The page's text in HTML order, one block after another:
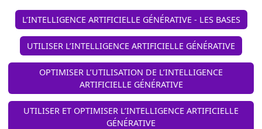
L’INTELLIGENCE ARTIFICIELLE GÉNÉRATIVE - LES BASES
UTILISER L’INTELLIGENCE ARTIFICIELLE GÉNÉRATIVE
OPTIMISER L’UTILISATION DE L’INTELLIGENCE
ARTIFICIELLE GÉNÉRATIVE
UTILISER ET OPTIMISER L’INTELLIGENCE ARTIFICIELLE
GÉNÉRATIVE